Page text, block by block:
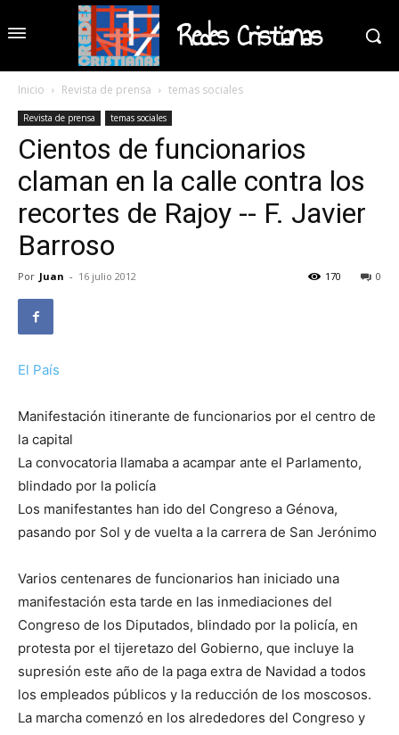
Redes Cristianas
Inicio Revista de prensa temas sociales
Revista de prensa temas sociales
Cientos de funcionarios
claman en la calle contra los
recortes de Rajoy -- F. Javier
Barroso
Por Juan - 16 julio 2012 0
170
El País
Manifestación itinerante de funcionarios por el centro de
la capital
La convocatoria llamaba a acampar ante el Parlamento,
blindado por la policía
Los manifestantes han ido del Congreso a Génova,
pasando por Sol y de vuelta a la carrera de San Jerónimo
Varios centenares de funcionarios han iniciado una
manifestación esta tarde en las inmediaciones del
Congreso de los Diputados, blindado por la policía, en
protesta por el tijeretazo del Gobierno, que incluye la
supresión este año de la paga extra de Navidad a todos
los empleados públicos y la reducción de los moscosos.
La marcha comenzó en los alrededores del Congreso y